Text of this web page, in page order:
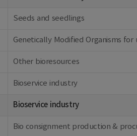
Seeds and seedlings
Genetically Modified Organisms
Other bioresources
Bioservice industry
Bioservice industry
Bio consignment production &